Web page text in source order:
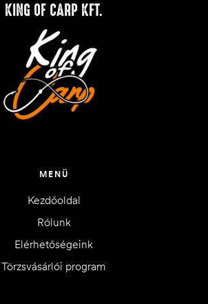
KING OF CARP KFT.
MENÜ
Kezdőoldal
Rólunk
Elérhetőségeink
Törzsvásárlói program